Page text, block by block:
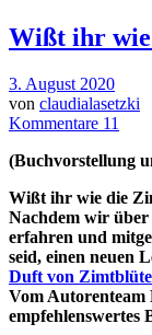
Wißt ihr
3. August 2020
von claudialasetzki
Kommentare 11
(Buchvorstellung
Wißt ihr wie die
Nachdem wir über
erfahren und
seid, einen neuen
Duft von
Vom Autorenteam
empfehlenswertes